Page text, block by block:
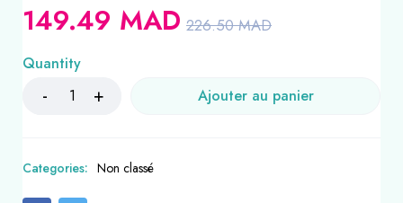
226.50MAD
149.49 MAD
Quantity
Ajouter au panier
Categories: Non classé